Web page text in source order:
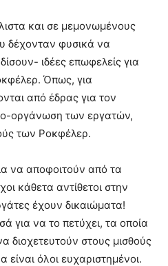
και σε μεμονωμένους
δέχονταν φυσικά να
ιδέες επωφελείς για
Όπως, για
από έδρας για τον
οργάνωση των εργατών,
των Ροκφέλερ.
να αποφοιτούν από τα
κάθετα αντίθετοι στην
έχουν δικαιώματα!
για να το πετύχει, τα οποία
διοχετευτούν στους μισθούς
όλοι ευχαριστημένοι.